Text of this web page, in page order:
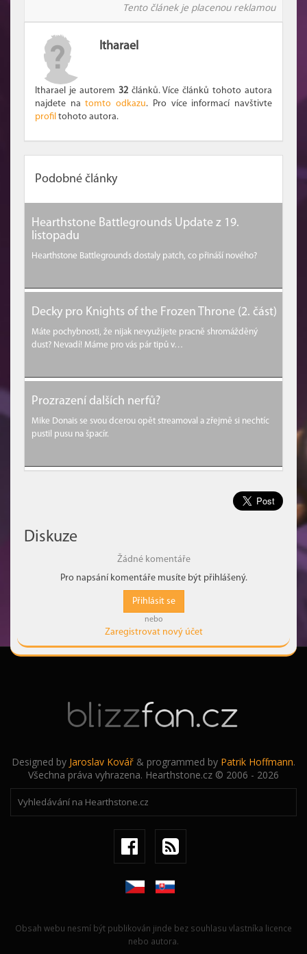
Tento článek je placenou reklamou
Itharael
Itharael je autorem 32článků. Více článků tohoto autora
najdete natomto odkazu. Pro více informací navštivte
profil tohoto autora.
Podobné články
Hearthstone Battlegrounds Update z 19.
listopadu
Hearthstone Battlegrounds dostaly patch, co přináší nového?
Decky pro Knights of the Frozen Throne (2. část)
Máte pochybnosti, že nijak nevyužijete pracně shromážděný
dust? Nevadí! Máme pro vás pár tipů v…
Prozrazení dalších nerfů?
Mike Donais se svou dcerou opět streamoval a zřejmě si nechtíc
pustil pusu na špacír.
Diskuze
Žádné komentáře
Pro napsání komentáře musíte být přihlášený.
Přihlásit se
nebo
Zaregistrovat nový účet
Designed by Jaroslav Kovář & programmed by Patrik Hoffmann.
Všechna práva vyhrazena. Hearthstone.cz © 2006 - 2026
Obsah webu nesmí být publikován jinde bez souhlasu vlastníka licence
nebo autora.